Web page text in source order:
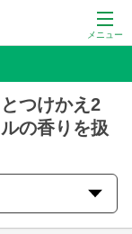
メニュー
つけかえ2
の香りを扱